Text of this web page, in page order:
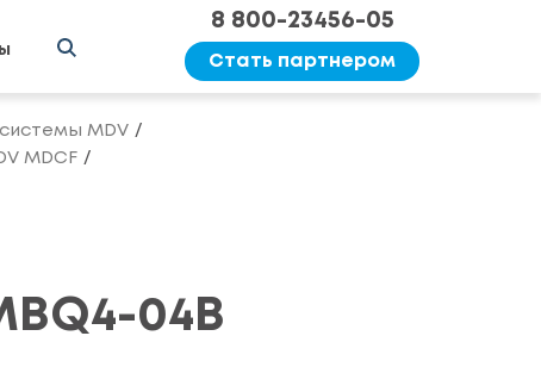
8 800-23456-05
Стать партнером
MDV
MDCF
04B